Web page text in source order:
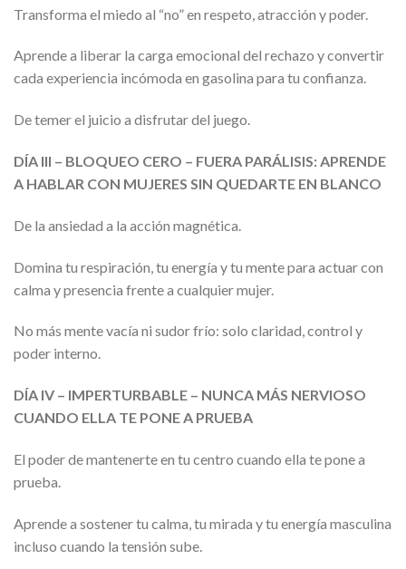
Transforma el miedo al “no” en respeto, atracción y poder.
Aprende a liberar la carga emocional del rechazo y convertir
cada experiencia incómoda en gasolina para tu confianza.
De temer el juicio a disfrutar del juego.
DÍA III – BLOQUEO CERO – FUERA PARÁLISIS: APRENDE
A HABLAR CON MUJERES SIN QUEDARTE EN BLANCO
De la ansiedad a la acción magnética.
Domina tu respiración, tu energía y tu mente para actuar con
calma y presencia frente a cualquier mujer.
No más mente vacía ni sudor frío: solo claridad, control y
poder interno.
DÍA IV – IMPERTURBABLE – NUNCA MÁS NERVIOSO
CUANDO ELLA TE PONE A PRUEBA
El poder de mantenerte en tu centro cuando ella te pone a
prueba.
Aprende a sostener tu calma, tu mirada y tu energía masculina
incluso cuando la tensión sube.